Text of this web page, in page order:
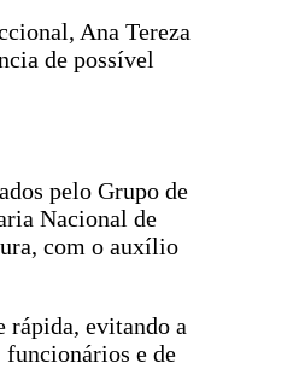
Ana Tereza
de possível
pelo Grupo de
Nacional de
com o auxílio
rápida, evitando a
funcionários e de